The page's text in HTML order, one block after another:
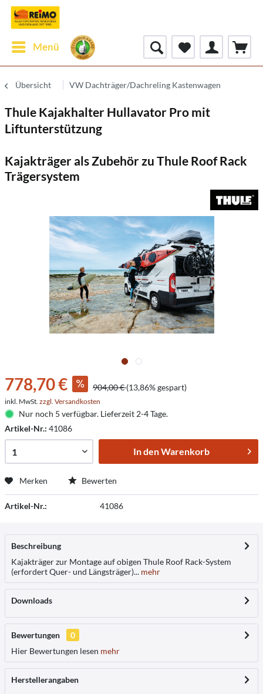
Menü
Übersicht VW Dachträger/Dachreling Kastenwagen
Thule Kajakhalter Hullavator Pro mit
Liftunterstützung
Kajakträger als Zubehör zu Thule Roof Rack
Trägersystem
778,70 € 904,00 €(13,86% gespart)
inkl. MwSt. zzgl. Versandkosten
Nur noch 5 verfügbar. Lieferzeit 2-4 Tage.
Artikel-Nr.: 41086
In denWarenkorb
Merken Bewerten
Artikel-Nr.: 41086
Beschreibung
Kajakträger zur Montage auf obigen Thule Roof Rack-System
(erfordert Quer- und Längsträger)... mehr
Downloads
Bewertungen
0
Hier Bewertungen lesen mehr
Herstellerangaben